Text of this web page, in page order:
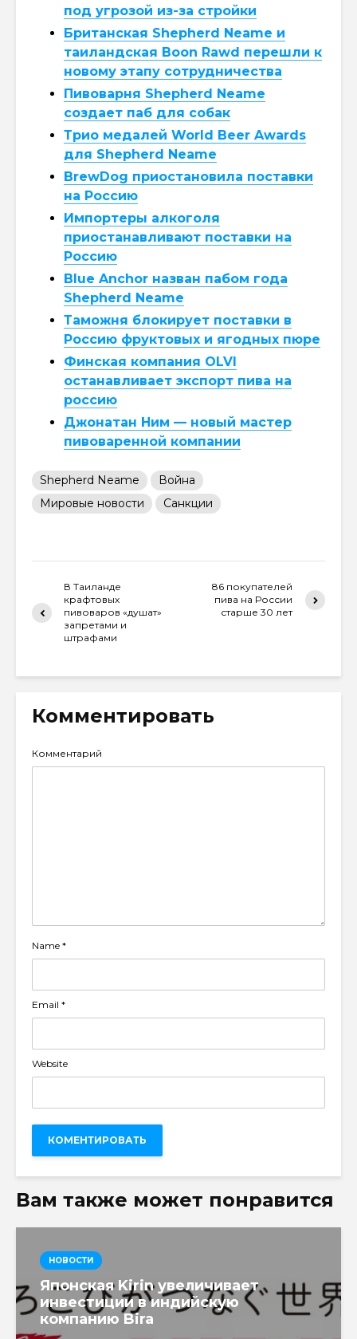
под угрозой из-за стройки
Британская Shepherd Neame и
таиландская Boon Rawd перешли к
новому этапу сотрудничества
Пивоварня Shepherd Neame
создает паб для собак
Трио медалей World Beer Awards
для Shepherd Neame
BrewDog приостановила поставки
на Россию
Импортеры алкоголя
приостанавливают поставки на
Россию
Blue Anchor назван пабом года
Shepherd Neame
Таможня блокирует поставки в
Россию фруктовых и ягодных пюре
Финская компания OLVI
останавливает экспорт пива на
россию
Джонатан Ним — новый мастер
пивоваренной компании
Shepherd Neame
Война
Мировые новости
Санкции
В Таиланде
крафтовых
пивоваров «душат»
запретами и
штрафами
86 покупателей
пива на России
старше 30 лет
Комментировать
Комментарий
Name *
Email *
Website
Вам также может понравится
НОВОСТИ
Японская Kirin увеличивает
инвестиции в индийскую
компанию Bira